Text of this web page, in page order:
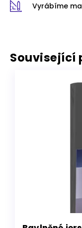
Vyrábíme
Související